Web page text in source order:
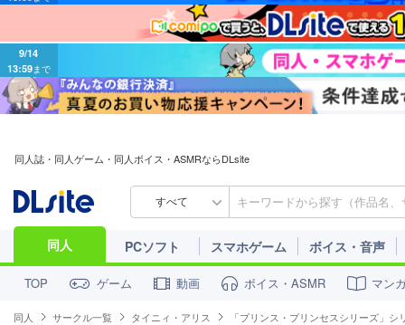
9/14
13:59
同人誌・同人ゲーム・同人ボイス・ASMRならDLsite
すべて
同人 PCソフト スマホゲーム ボイス・音声
TOP ゲーム 動画 ボイス・ASMR マン
同人 サークル一覧 タイニィ・アリス 「プリンス・プリンセスシリーズ」シ